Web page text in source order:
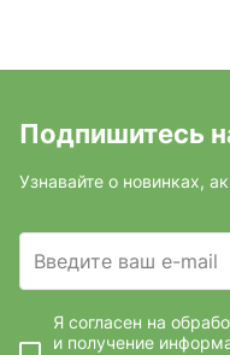
Подпишитесь
Узнавайте о новинках,
Введите ваш e-mail
Я согласен на
и получение